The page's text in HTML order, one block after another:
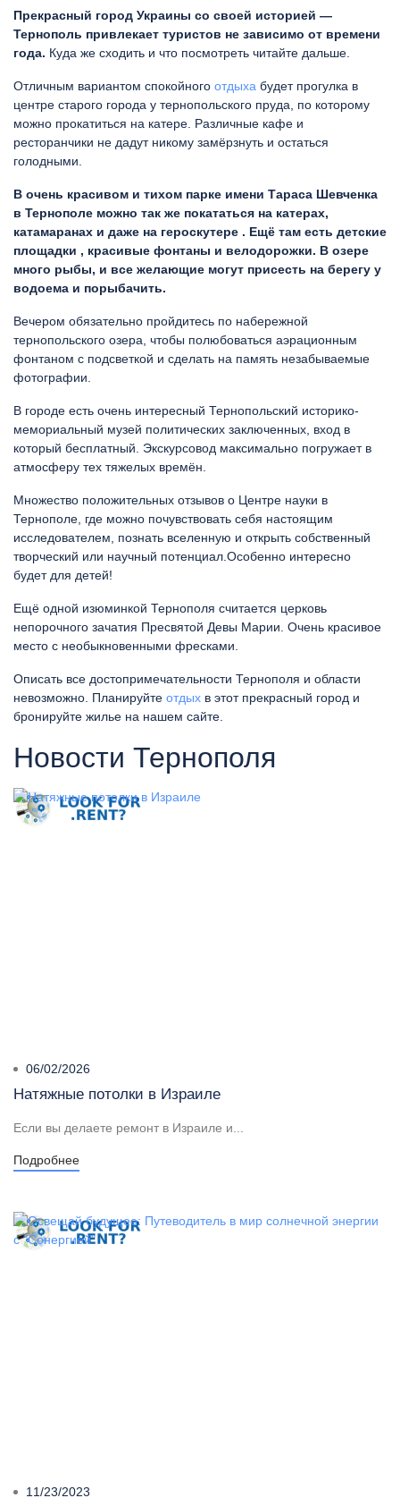
Прекрасный город Украины со своей историей —
Тернополь привлекает туристов не зависимо от времени
года. Куда же сходить и что посмотреть читайте дальше.
Отличным вариантом спокойного отдыха будет прогулка в
центре старого города у тернопольского пруда, по которому
можно прокатиться на катере. Различные кафе и
ресторанчики не дадут никому замёрзнуть и остаться
голодными.
В очень красивом и тихом парке имени Тараса Шевченка
в Тернополе можно так же покататься на катерах,
катамаранах и даже на героскутере . Ещё там есть детские
площадки , красивые фонтаны и велодорожки. В озере
много рыбы, и все желающие могут присесть на берегу у
водоема и порыбачить.
Вечером обязательно пройдитесь по набережной
тернопольского озера, чтобы полюбоваться аэрационным
фонтаном с подсветкой и сделать на память незабываемые
фотографии.
В городе есть очень интересный Тернопольский историко-
мемориальный музей политических заключенных, вход в
который бесплатный. Экскурсовод максимально погружает в
атмосферу тех тяжелых времён.
Множество положительных отзывов о Центре науки в
Тернополе, где можно почувствовать себя настоящим
исследователем, познать вселенную и открыть собственный
творческий или научный потенциал.Особенно интересно
будет для детей!
Ещё одной изюминкой Тернополя считается церковь
непорочного зачатия Пресвятой Девы Марии. Очень красивое
место с необыкновенными фресками.
Описать все достопримечательности Тернополя и области
невозможно. Планируйте отдых в этот прекрасный город и
бронируйте жилье на нашем сайте.
Новости Тернополя
06/02/2026
Натяжные потолки в Израиле
Если вы делаете ремонт в Израиле и...
Подробнее
11/23/2023